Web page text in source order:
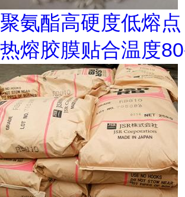
聚氨酯高硬度低熔
热熔胶膜贴合温度